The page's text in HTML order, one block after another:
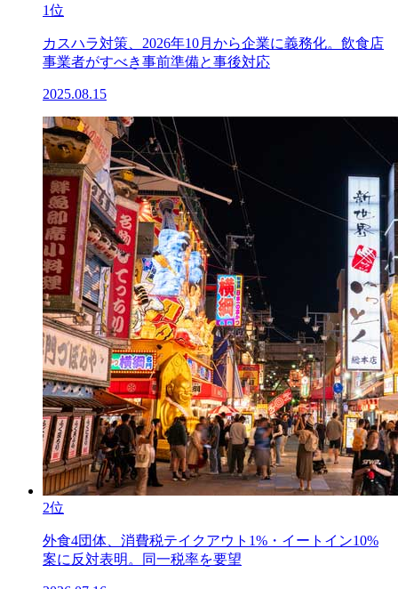
1位
カスハラ対策、2026年10月から企業に義務化。飲食店
事業者がすべき事前準備と事後対応
2025.08.15
2位
外食4団体、消費税テイクアウト1%・イートイン10%
案に反対表明。同一税率を要望